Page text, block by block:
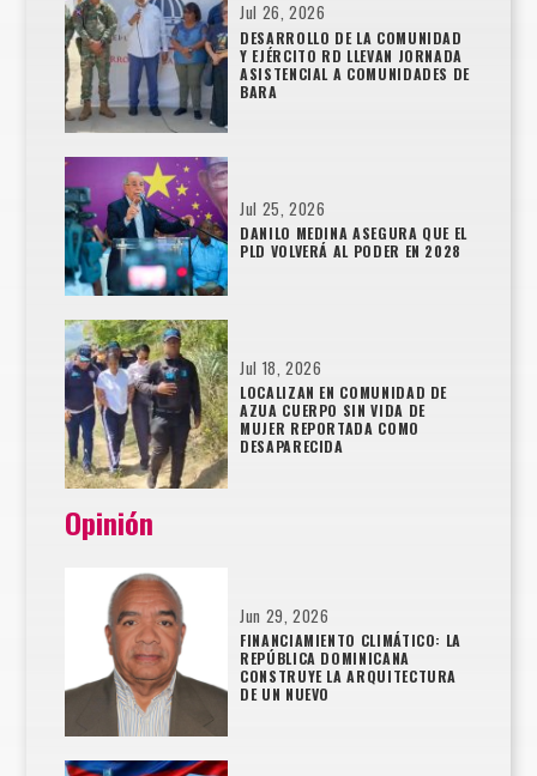
Jul 26, 2026
DESARROLLO DE LA COMUNIDAD
Y EJÉRCITO RD LLEVAN JORNADA
ASISTENCIAL A COMUNIDADES DE
BARA
Jul 25, 2026
DANILO MEDINA ASEGURA QUE EL
PLD VOLVERÁ AL PODER EN 2028
Jul 18, 2026
LOCALIZAN EN COMUNIDAD DE
AZUA CUERPO SIN VIDA DE
MUJER REPORTADA COMO
DESAPARECIDA
Opinión
Jun 29, 2026
FINANCIAMIENTO CLIMÁTICO: LA
REPÚBLICA DOMINICANA
CONSTRUYE LA ARQUITECTURA
DE UN NUEVO